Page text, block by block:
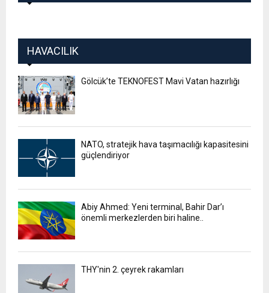
HAVACILIK
Gölcük’te TEKNOFEST Mavi Vatan hazırlığı
NATO, stratejik hava taşımacılığı kapasitesini
güçlendiriyor
Abiy Ahmed: Yeni terminal, Bahir Dar’ı
önemli merkezlerden biri haline..
THY'nin 2. çeyrek rakamları